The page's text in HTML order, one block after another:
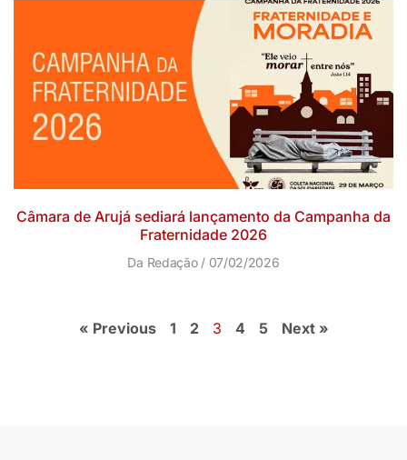
Câmara de Arujá sediará lançamento da Campanha da
Fraternidade 2026
Da Redação 07/02/2026
« Previous 1 2 3 4 5 Next »